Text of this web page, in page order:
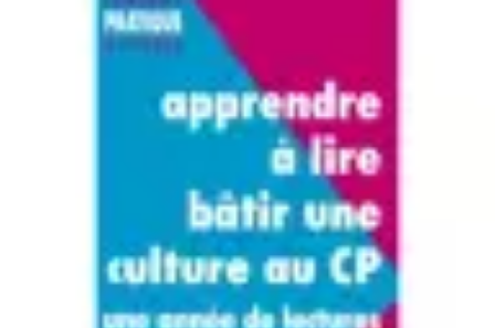
Apprendre Rubik Cube
Astuces et conseilsApprentissage
d'apprentissage
Méthodes d'apprentissage
Apprendre Rubik Cube